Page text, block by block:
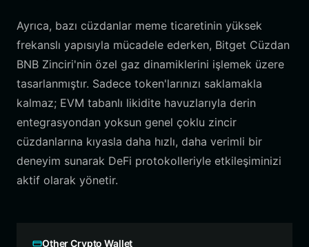
Ayrıca, bazı cüzdanlar meme ticaretinin yüksek
frekanslı yapısıyla mücadele ederken, Bitget Cüzdan
BNB Zinciri'nin özel gaz dinamiklerini işlemek üzere
tasarlanmıştır. Sadece token'larınızı saklamakla
kalmaz; EVM tabanlı likidite havuzlarıyla derin
entegrasyondan yoksun genel çoklu zincir
cüzdanlarına kıyasla daha hızlı, daha verimli bir
deneyim sunarak DeFi protokolleriyle etkileşiminizi
aktif olarak yönetir.
Other Crypto Wallet